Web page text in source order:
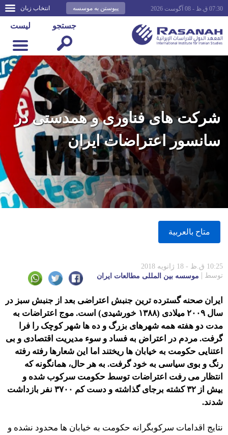
انتخاب زبان پیوستن به موسسه 07:30 ق.ظ - 08 آگوست 2026
لیست جستجو
شرکت های فناوری و همدستی در
سانسور اعتراضات ایران
متاح بالعربية
10:25 ق.ظ - 18 ژانویه 2018
توسط
موسسه بين المللى مطالعات ايران
ایران صحنه گسترده ترین جنبش اعتراضی بعد از جنبش سبز در
سال ۲۰۰۹ میلادی (۱۳۸۸ خورشیدی) است. موج اعتراضات به
مدت دو هفته همه شهرهای بزرگ و ده ها شهر کوچک را فرا
گرفت. مردم در اعتراض به فساد و سوء مدیریت اقتصادی و بی
اعتنایی حکومت به خیابان ها ریختند اما این شعارها رفته رفته
رنگ و بوی سیاسی به خود گرفت. به هر حال، همانگونه که
انتظار می رفت اعتراضات توسط حکومت سرکوب شده و
بیش از ۳۲ کشته برجای گذاشته و دست کم ۳۷۰۰ نفر بازداشت
شدند.
نتایج اقدامات سرکوبگرانه حکومت به خیابان ها محدود نشده و